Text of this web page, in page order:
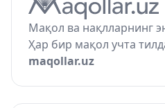
Мақол ва нақлларнинг
Ҳар бир мақол учта
maqollar.uz